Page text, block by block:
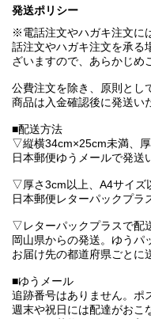
発送ポリシー
※電話注文やハガキ注文に
話注文やハガキ注文を承る
ざいますので、あらかじめ
公費注文を除き、原則とし
商品は入金確認後に発送い
■配送方法
▽縦横34cm×25cm未満、
日本郵便ゆうメールで発送
▽厚さ3cm以上、A4サイズ
日本郵便レターパックプラ
▽レターパックプラスで配
岡山県からの発送。ゆうパ
お届け先の都道府県ごとに
■ゆうメール
追跡番号はありません。ポ
週末や祝日には配達がおこ